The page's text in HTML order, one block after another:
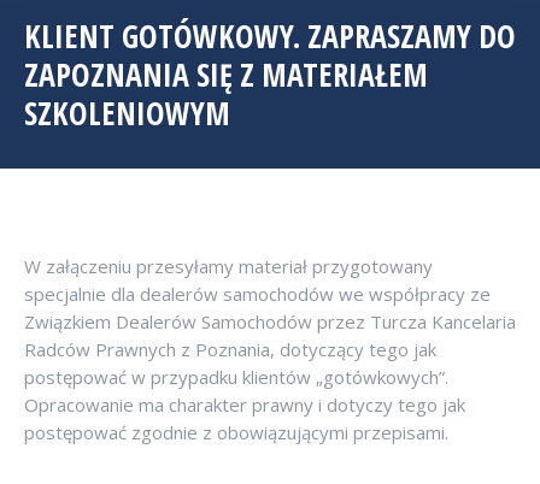
KLIENT GOTÓWKOWY. ZAPRASZAMY DO
ZAPOZNANIA SIĘ Z MATERIAŁEM
SZKOLENIOWYM
W załączeniu przesyłamy materiał przygotowany
specjalnie dla dealerów samochodów we współpracy ze
Związkiem Dealerów Samochodów przez Turcza Kancelaria
Radców Prawnych z Poznania, dotyczący tego jak
postępować w przypadku klientów „gotówkowych”.
Opracowanie ma charakter prawny i dotyczy tego jak
postępować zgodnie z obowiązującymi przepisami.